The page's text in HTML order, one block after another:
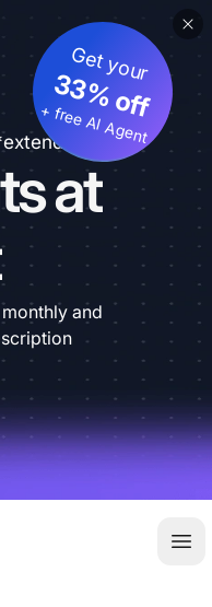
at
Get your
33% off
+ free AI Agent
and